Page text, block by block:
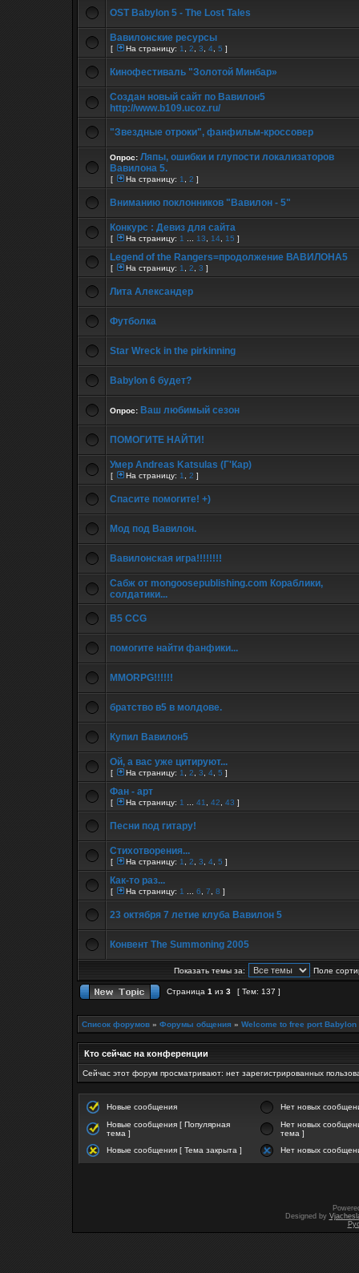
OST Babylon 5 - The Lost Tales
Вавилонские ресурсы
[ На страницу: 1 2 3 4 5 ]
Кинофестиваль "Золотой Минбар»
Создан новый сайт по Вавилон5
http://www.b109.ucoz.ru/
"Звездные отроки", фанфильм-кроссовер
Опрос: Ляпы, ошибки и глупости локализаторов
Вавилона 5.
[ На страницу: 1 2 ]
Вниманию поклонников "Вавилон - 5"
Конкурс : Девиз для сайта
[ На страницу: 1 13 14 15 ]
Legend of the Rangers=продолжение ВАВИЛОНА5
[ На страницу: 1 2 3 ]
Лита Александер
Футболка
Star Wreck in the pirkinning
Babylon 6 будет?
Опрос: Ваш любимый сезон
ПОМОГИТЕ НАЙТИ!
Умер Andreas Katsulas (Г'Кар)
[ На страницу: 1 2 ]
Спасите помогите! +)
Мод под Вавилон.
Вавилонская игра!!!!!!!!
Сабж от mongoosepublishing.com Кораблики,
солдатики...
B5 CCG
помогите найти фанфики...
MMORPG!!!!!!
братство в5 в молдове.
Купил Вавилон5
Ой, а вас уже цитируют...
[ На страницу: 1 2 3 4 5 ]
Фан - арт
[ На страницу: 1 41 42 43 ]
Песни под гитару!
Стихотворения...
[ На страницу: 1 2 3 4 5 ]
Как-то раз...
[ На страницу: 1 6 7 8 ]
23 октября 7 летие клуба Вавилон 5
Конвент The Summoning 2005
Показать темы за: Поле
Страница 1 из 3 [ Тем: 137 ]
Список форумов » Форумы общения » Welcome to free port Babylon
Кто сейчас на конференции
Сейчас этот форум просматривают: нет зарегистрированных
Новые сообщения
Нет новых
Новые сообщения [ Популярная
тема ]
Нет новых
тема ]
Новые сообщения [ Тема закрыта ]
Нет новых
Designed by